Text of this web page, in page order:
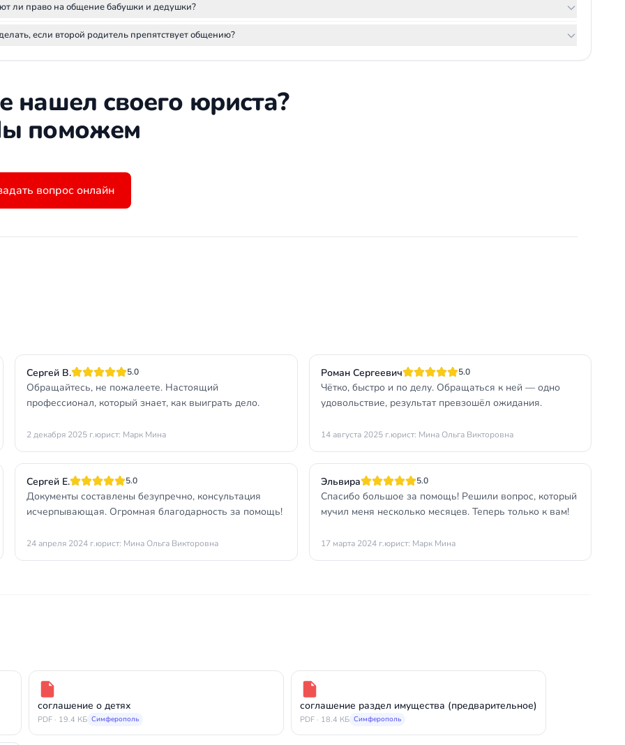
ли право на общение бабушки и дедушки?
если второй родитель препятствует общению?
нашел своего юриста?
поможем
вопрос онлайн
Сергей В. 5.0
Обращайтесь, не пожалеете. Настоящий
профессионал, который знает, как выиграть дело.
2 декабря 2025 г.юрист: Марк Мина
Роман Сергеевич 5.0
Чётко, быстро и по делу. Обращаться к ней — одно
удовольствие, результат превзошёл ожидания.
14 августа 2025 г.юрист: Мина Ольга Викторовна
Сергей Е. 5.0
Документы составлены безупречно, консультация
исчерпывающая. Огромная благодарность за помощь!
24 апреля 2024 г.юрист: Мина Ольга Викторовна
Эльвира 5.0
Спасибо большое за помощь! Решили вопрос, который
мучил меня несколько месяцев. Теперь только к вам!
17 марта 2024 г.юрист: Марк Мина
соглашение о детях
PDF · 19.4 КБ Симферополь
соглашение раздел имущества (предварительное)
PDF · 18.4 КБ Симферополь